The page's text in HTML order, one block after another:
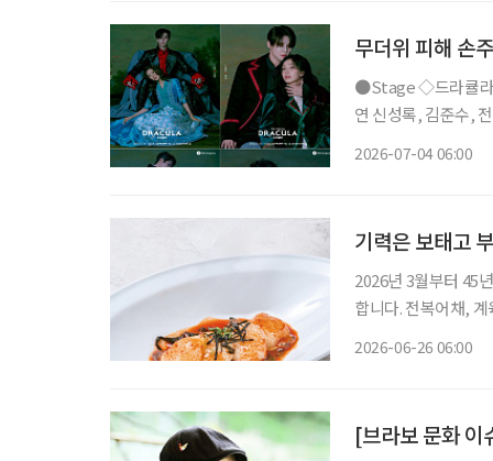
무더위 피해 손
●Stage ◇드라큘라 일정 7월 10일 ~ 10월 18일 장소 LG아트센터 서울 연출 데이빗 스완 출
연 신성록, 김준수,
2026-07-04 06:00
기력은 보태고
2026년 3월부터 45
합니다. 전복어채, 계육녹두편 날씨가 더워질수록 입맛은 줄고
2026-06-26 06:00
[브라보 문화 이